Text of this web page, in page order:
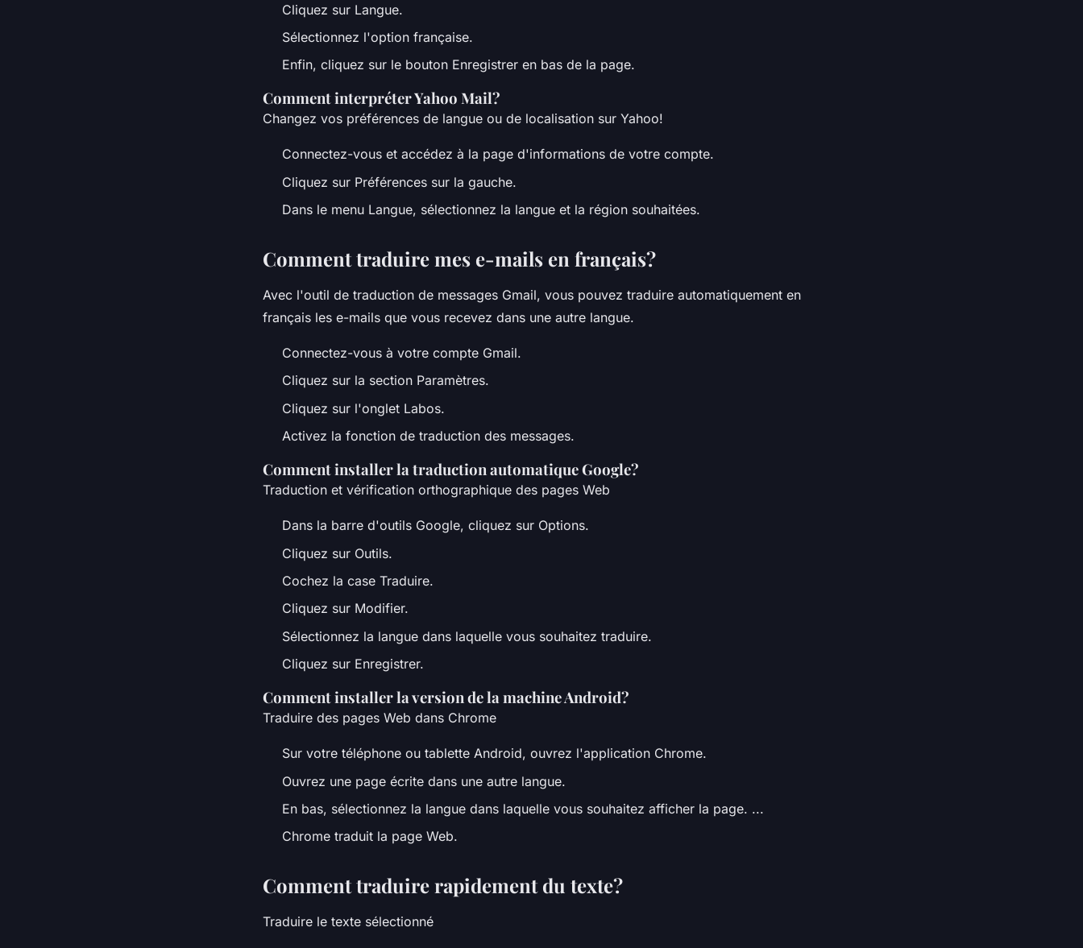
Cliquez sur Langue.
Sélectionnez l'option française.
Enfin, cliquez sur le bouton Enregistrer en bas de la page.
Comment interpréter Yahoo Mail?
Changez vos préférences de langue ou de localisation sur Yahoo!
Connectez-vous et accédez à la page d'informations de votre compte.
Cliquez sur Préférences sur la gauche.
Dans le menu Langue, sélectionnez la langue et la région souhaitées.
Comment traduire mes e-mails en français?
Avec l'outil de traduction de messages Gmail, vous pouvez traduire automatiquement en
français les e-mails que vous recevez dans une autre langue.
Connectez-vous à votre compte Gmail.
Cliquez sur la section Paramètres.
Cliquez sur l'onglet Labos.
Activez la fonction de traduction des messages.
Comment installer la traduction automatique Google?
Traduction et vérification orthographique des pages Web
Dans la barre d'outils Google, cliquez sur Options.
Cliquez sur Outils.
Cochez la case Traduire.
Cliquez sur Modifier.
Sélectionnez la langue dans laquelle vous souhaitez traduire.
Cliquez sur Enregistrer.
Comment installer la version de la machine Android?
Traduire des pages Web dans Chrome
Sur votre téléphone ou tablette Android, ouvrez l'application Chrome.
Ouvrez une page écrite dans une autre langue.
En bas, sélectionnez la langue dans laquelle vous souhaitez afficher la page. ...
Chrome traduit la page Web.
Comment traduire rapidement du texte?
Traduire le texte sélectionné